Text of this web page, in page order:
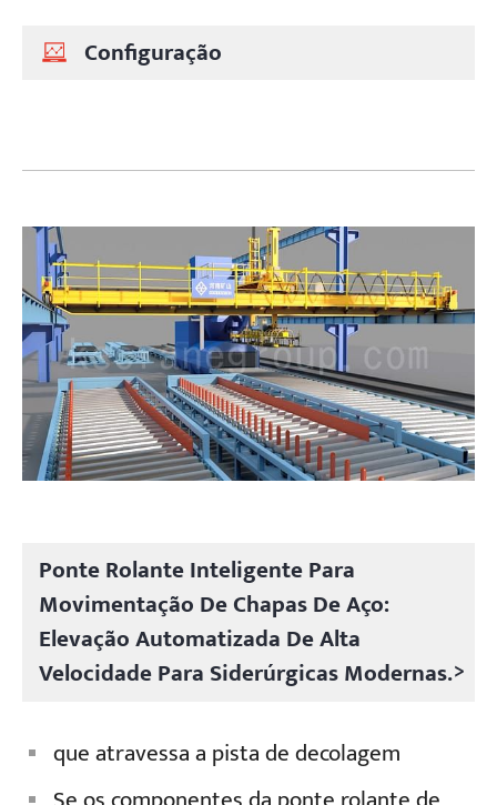
Configuração
Ponte Rolante Inteligente Para
Movimentação De Chapas De Aço:
Elevação Automatizada De Alta
Velocidade Para Siderúrgicas Modernas.>
que atravessa a pista de decolagem